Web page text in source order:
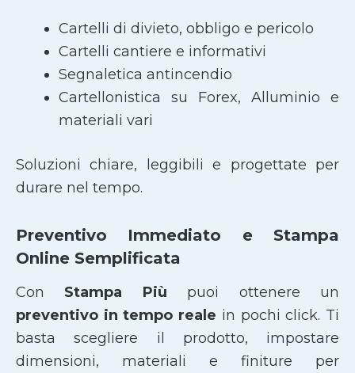
Cartelli di divieto, obbligo e pericolo
Cartelli cantiere e informativi
Segnaletica antincendio
Cartellonistica su Forex, Alluminio e
materiali vari
Soluzioni chiare, leggibili e progettate per
durare nel tempo.
Preventivo Immediato e Stampa
Online Semplificata
Con Stampa Più puoi ottenere un
preventivo in tempo reale in pochi click. Ti
basta scegliere il prodotto, impostare
dimensioni, materiali e finiture per